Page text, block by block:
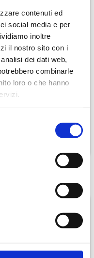
contenuti ed
social media e per
inoltre
il nostro sito con i
dei dati web,
combinarle
loro o che hanno
il primo